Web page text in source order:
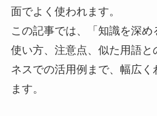
面でよく使われます。
この記事では、「知識を深め
使い方、注意点、似た用語と
ネスでの活用例まで、幅広く
ます。